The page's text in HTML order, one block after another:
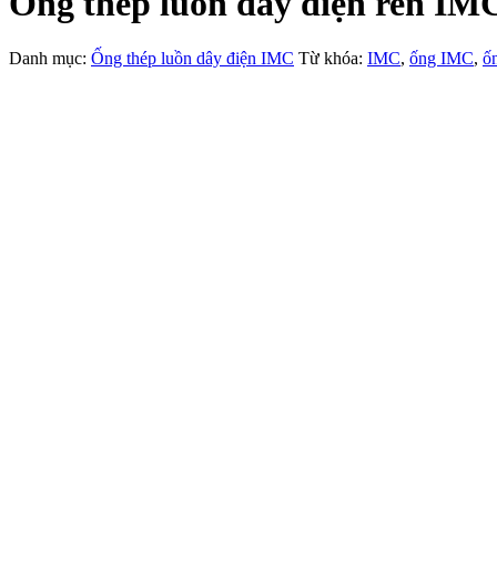
Danh mục: Ống thép luồn dây điện IMC Từ khóa: IMC, ống IMC,